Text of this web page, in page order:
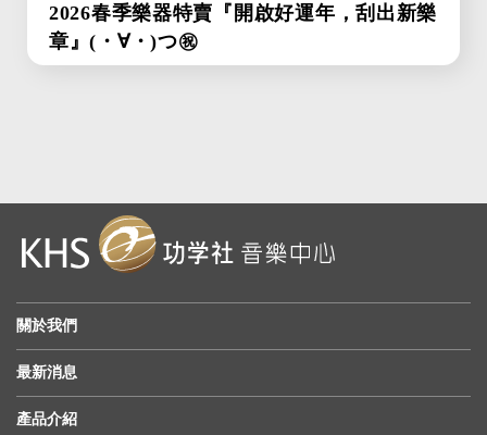
2026春季樂器特賣『開啟好運年，刮出新樂
章』(・∀・)つ㊗
關於我們
最新消息
產品介紹